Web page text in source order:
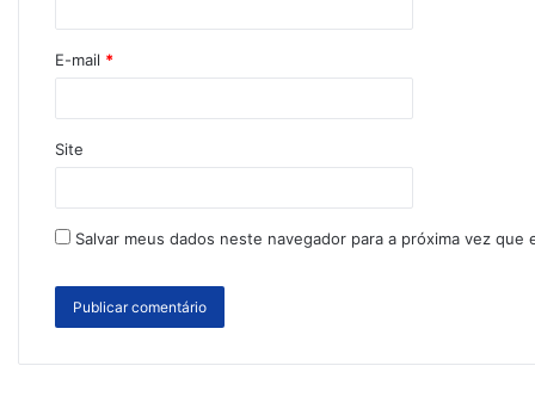
E-mail *
Site
Salvar meus dados neste navegador para a próxima vez que